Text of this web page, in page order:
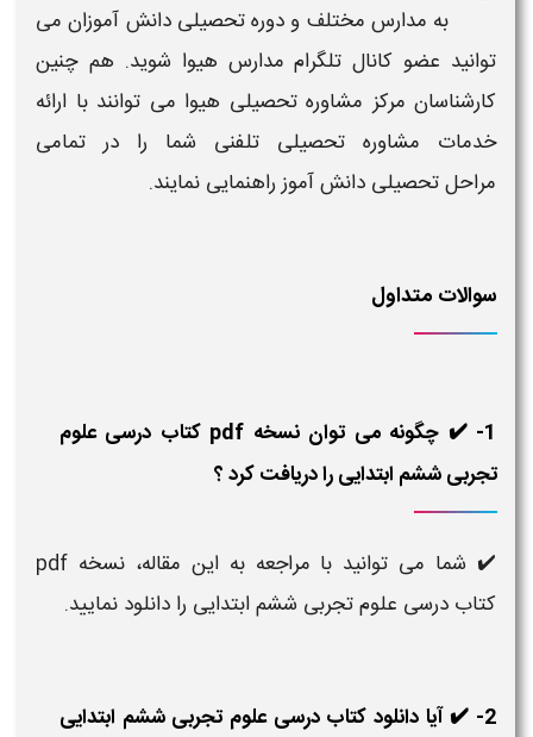
به مدارس مختلف ودوره تحصیلی دانش آموزانمی
توانید عضو کانال تلگرام مدارس هیوا شوید. هم چنین
کارشناسان مرکز مشاورهتحصیلی هیوا می توانند با ارائه
خدمات مشاوره تحصیلی تلفنی شما را در تمامی
مراحلتحصیلی دانش آموزراهنمایی نمایند.
سوالات متداول
1- ✔️ چگونه می توان نسخه pdf کتاب درسی علوم
تجربی ششم ابتدایی را دریافت کرد ؟
✔️ شما می توانید با مراجعه به این مقاله، نسخه pdf
کتاب درسی علوم تجربی ششم ابتدایی را دانلود نمایید.
2- ✔️ آیا دانلود کتاب درسی علوم تجربی ششم ابتدایی